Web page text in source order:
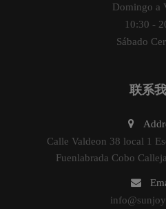
Domingo a
10:30 -
Sábado
联系
Calle Valdeon 38 local 1
Fuenlabrada Cobo